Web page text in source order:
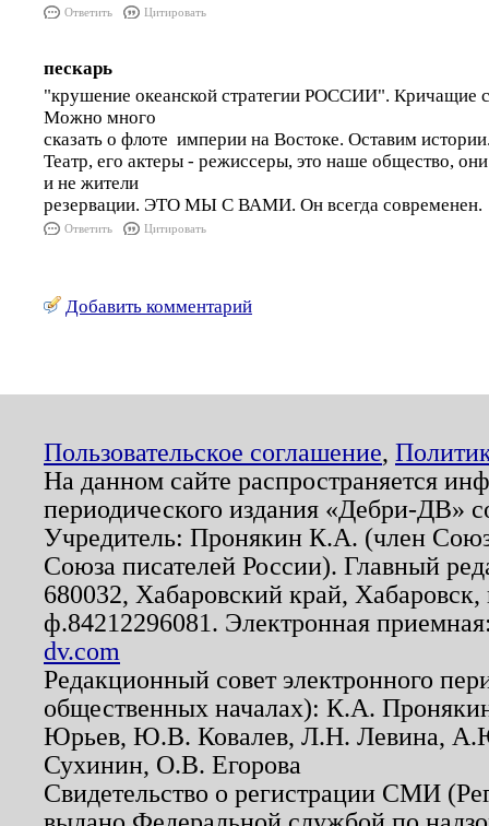
Ответить Цитировать
пескарь
"крушение океанской стратегии РОССИИ". Кричащие
Можно много
сказать о флоте империи на Востоке. Оставим
Театр, его актеры - режиссеры, это наше общество,
и не жители
резервации. ЭТО МЫ С ВАМИ. Он всегда современен.
Ответить Цитировать
Добавить комментарий
Пользовательское соглашение,
На данном сайте распространяется
периодического издания «Дебри-ДВ»
Учредитель: Пронякин К.А. (член
Союза писателей России). Главный
680032, Хабаровский край,
ф.84212296081. Электронная
dv.com
Редакционный совет электронного
общественных началах): К.А.
Юрьев, Ю.В. Ковалев, Л.Н. Левина,
Сухинин, О.В. Егорова
Свидетельство о регистрации СМИ